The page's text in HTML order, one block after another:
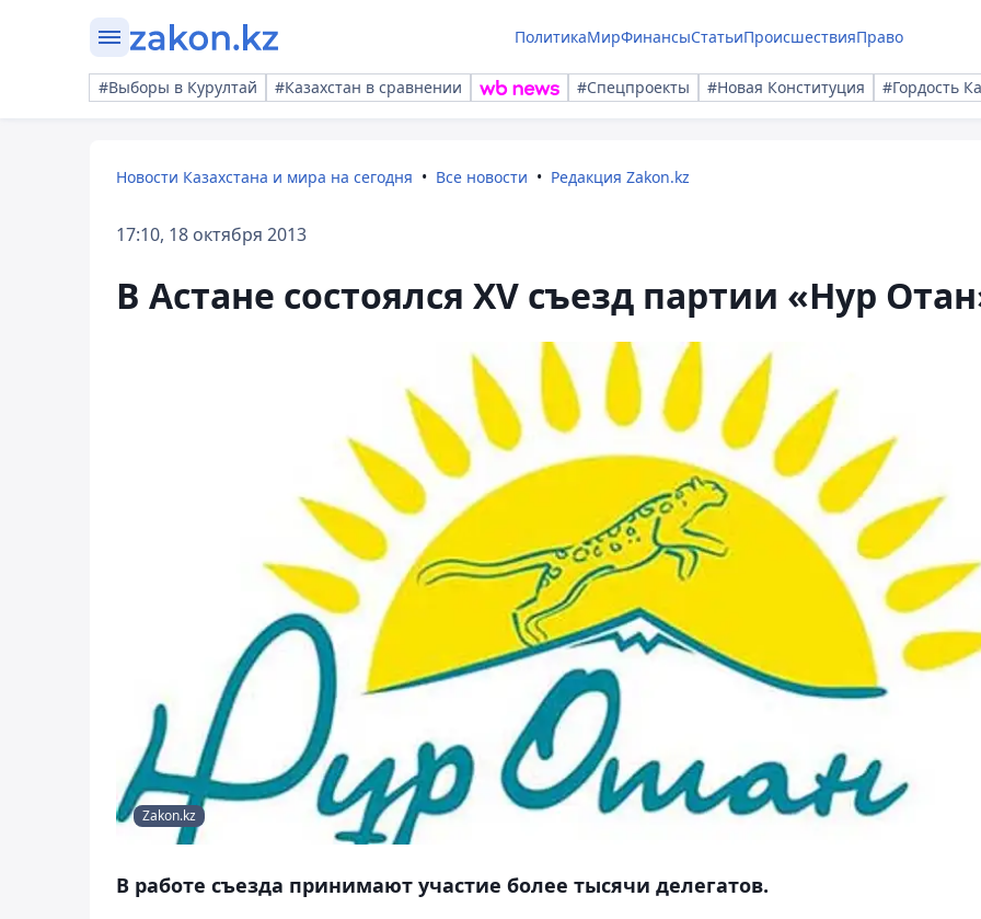
ПолитикаМирФинансыСтатьиПроисшествияПраво
#Выборы в Курултай #Казахстан в сравнении #Спецпроекты #Новая Конституция #Гордость
Новости Казахстана и мира на сегодня Все новости Редакция Zakon.kz
17:10, 18 октября 2013
В Астане состоялся XV съезд партии «Нур
Zakon.kz
В работе съезда принимают участие более тысячи делегатов.